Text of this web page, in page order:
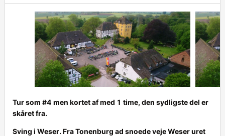
Tur som #4 men kortet af med 1 time, den sydligste del er
skåret fra.
Sving i Weser. Fra Tonenburg ad snoede veje Weser uret